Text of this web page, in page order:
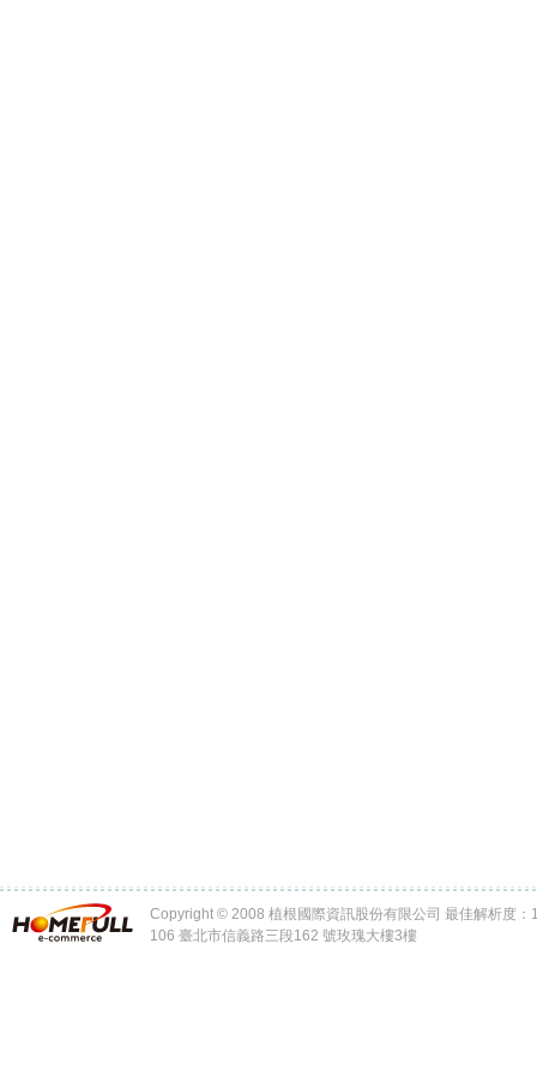
Copyright © 2008 植根國際資訊股份有限公司 最佳解析度：
106 臺北市信義路三段162 號玫瑰大樓3樓